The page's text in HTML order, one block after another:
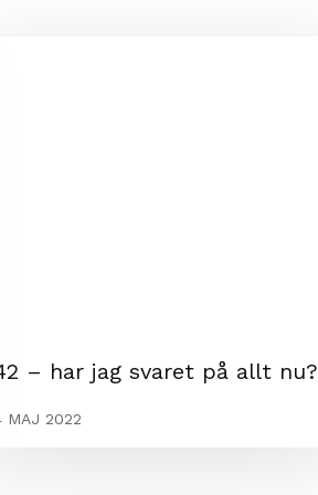
– har jag svaret på allt nu?
MAJ 2022